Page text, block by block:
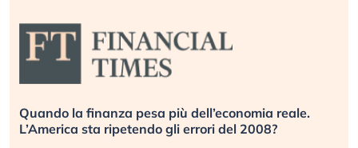
Quando la finanza pesa più dell’economia reale.
L’America sta ripetendo gli errori del 2008?